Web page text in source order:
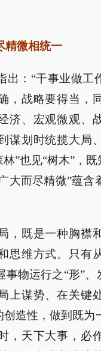
微相统一
出：“干事业做工
，战略要得当，
济、宏观微观、
谋划时统揽大局
”也见“树木”，既
大而尽精微”蕴含
，既是一种胸襟
思维方式。只有
物运行之“形”、
上谋势、在关键
创造性，做到既为
，天下大事，必